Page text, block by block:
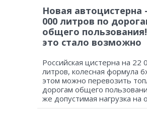
Новая автоцистерна
000 литров по
общего
это стало возможно
Российская цистерна на 22
литров, колесная формула
этом можно перевозить
дорогам общего
же допустимая нагрузка на